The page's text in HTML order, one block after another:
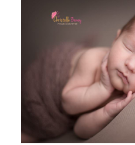
Timéo, 7 jours,
studio